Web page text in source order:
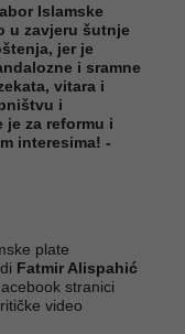
Islamske
u zavjeru šutnje
jer je
i sramne
vitara i
i
je za reformu i
interesima! -
plate
Fatmir Alispahić
stranici
video